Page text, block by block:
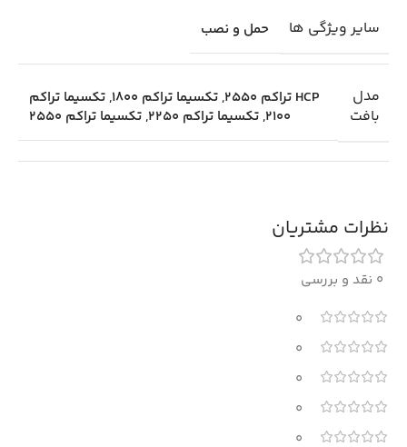
سایر ویژگی ها حمل و نصب
مدل
بافت
HCP تراکم 2550 ,تکسیما تراکم 1800 ,تکسیما تراکم
2100
,تکسیما تراکم 2250 ,تکسیما تراکم 2550
نظرات مشتریان
0 نقد و بررسی
0
0
0
0
0